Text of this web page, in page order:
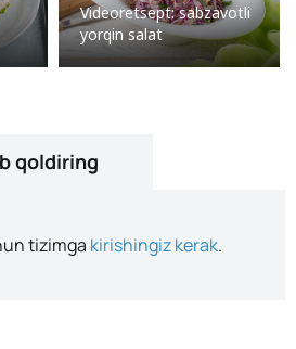
Videoretsept: sabzavotli
yorqin salat
qoldiring
tizimga kirishingiz kerak.